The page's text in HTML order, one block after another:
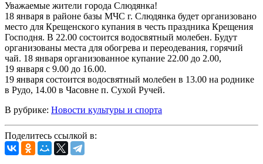
Уважаемые жители города Слюдянка!
18 января в районе базы МЧС г. Слюдянка будет организовано
место для Крещенского купания в честь праздника Крещения
Господня. В 22.00 состоится водосвятный молебен. Будут
организованы места для обогрева и переодевания, горячий
чай. 18 января организованное купание 22.00 до 2.00,
19 января с 9.00 до 16.00.
19 января состоится водосвятный молебен в 13.00 на роднике
в Рудо, 14.00 в Часовне п. Сухой Ручей.
В рубрике: Новости культуры и спорта
Поделитесь ссылкой в: